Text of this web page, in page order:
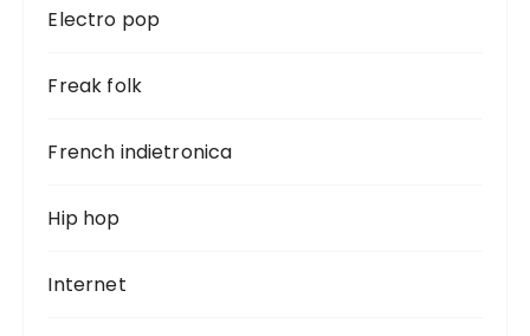
Electro pop
Freak folk
French indietronica
Hip hop
Internet